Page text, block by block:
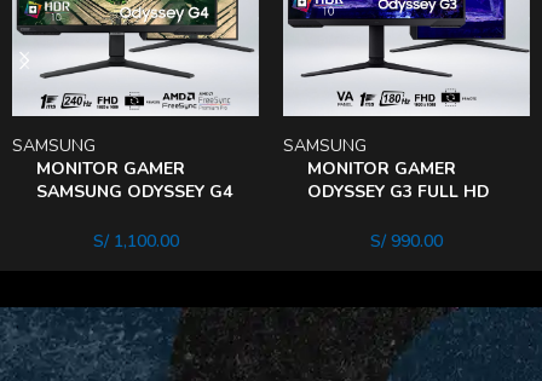
MONITOR GAMER
SAMSUNG ODYSSEY G4
LS27BG402ENXGO
SAMSUNG
S/1,100.00
MONITOR GAMER
ODYSSEY G3 FULL HD
SAMSUNG
S/990.00